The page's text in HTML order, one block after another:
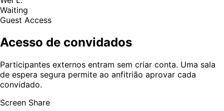
Waiting
Guest Access
Acesso de convidados
Participantes externos entram sem criar conta. Uma sala
de espera segura permite ao anfitrião aprovar cada
convidado.
Screen Share